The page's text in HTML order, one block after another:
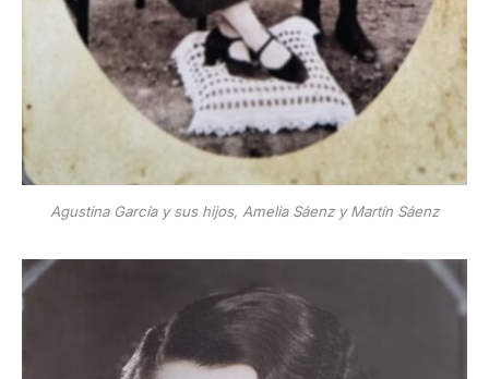
Agustina García y sus hijos, Amelia Sáenz y Martín Sáenz